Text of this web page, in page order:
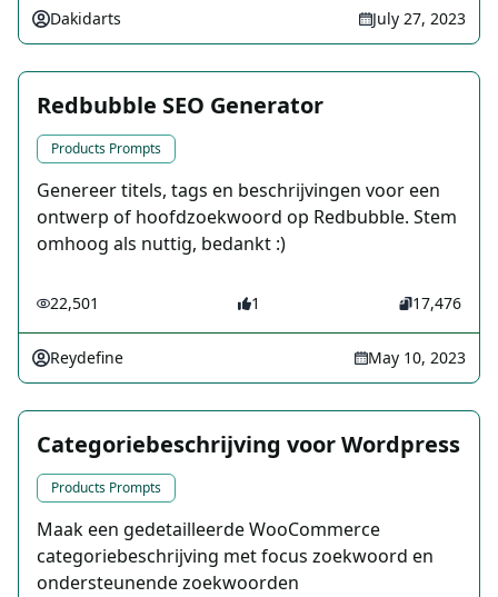
Dakidarts July 27, 2023
Redbubble SEO Generator
Products Prompts
Genereer titels, tags en beschrijvingen voor een
ontwerp of hoofdzoekwoord op Redbubble. Stem
omhoog als nuttig, bedankt :)
22,501 1 17,476
Reydefine May 10, 2023
Categoriebeschrijving voor Wordpress
Products Prompts
Maak een gedetailleerde WooCommerce
categoriebeschrijving met focus zoekwoord en
ondersteunende zoekwoorden